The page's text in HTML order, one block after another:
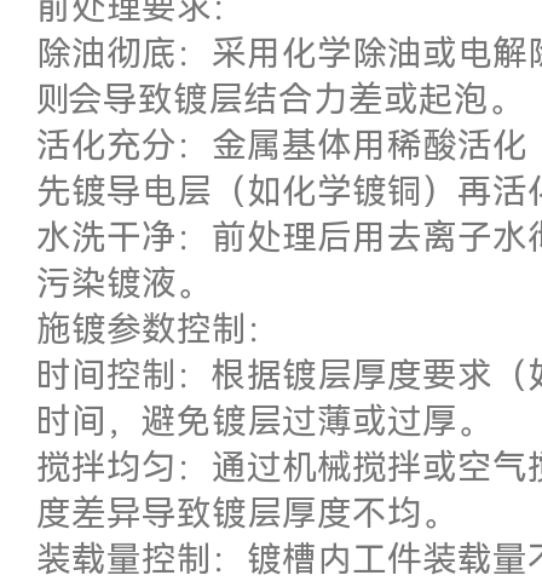
除油彻底：采用化学除油或电
则会导致镀层结合力差或起泡。
活化充分：金属基体用稀酸活
先镀导电层（如化学镀铜）再
水洗干净：前处理后用去离子
污染镀液。
施镀参数控制：
时间控制：根据镀层厚度要求
时间，避免镀层过薄或过厚。
搅拌均匀：通过机械搅拌或空
度差异导致镀层厚度不均。
装载量控制：镀槽内工件装载